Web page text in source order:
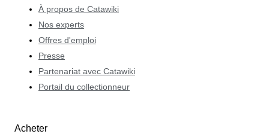
À propos de Catawiki
Nos experts
Offres d'emploi
Presse
Partenariat avec Catawiki
Portail du collectionneur
Acheter